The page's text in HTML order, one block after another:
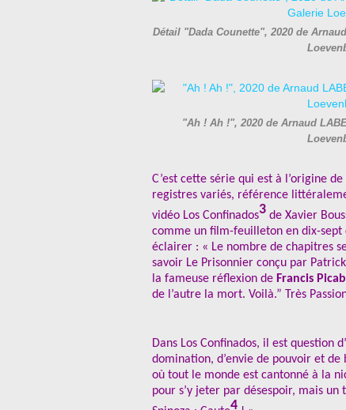
Détail "Dada Counette", 2020 de
"Ah ! Ah !", 2020 de Arnaud
C’est cette série qui est à l’origine
registres variés, référence
vidéo Los Confinados3 de Xavier
comme un film-feuilleton en dix-sept
éclairer : « Le nombre de chapitres
savoir Le Prisonnier conçu par
la fameuse réflexion de Francis
de l’autre la mort. Voilà.” Très
Dans Los Confinados, il est question
domination, d’envie de pouvoir et
où tout le monde est cantonné à la
pour s’y jeter par désespoir, mais
4